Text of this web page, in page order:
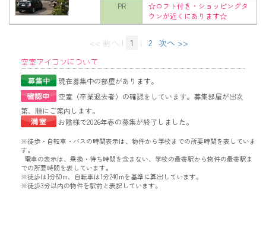
PR
☆ロフト付き・ショッピングタ
ウンが近くにあります☆
<< 前へ | 1 | 2 次へ >>
空室アイコンについて
現在募集中の部屋があります。
空室（卒業退去者）の確認をしています。募集部屋が出次
第、順にご案内します。
お陰様で2026年春の募集が終了しました。
※徒歩・自転車・バスの時間表示は、物件から学校までの所要時間を表していま
す。
電車の表示は、乗換・待ち時間を含まない、学校の最寄駅から物件の最寄駅ま
での所要時間を表しています。
※徒歩は1分80m、自転車は1分240mを基準に算出しています。
※徒歩3分以内の物件を駅前と表記しています。